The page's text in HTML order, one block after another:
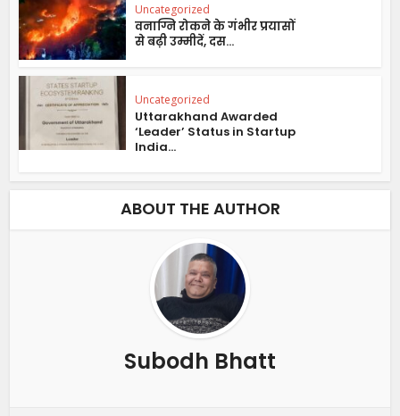
Uncategorized
वनाग्नि रोकने के गंभीर प्रयासों
से बढ़ी उम्मीदें, दस...
Uncategorized
Uttarakhand Awarded
‘Leader’ Status in Startup
India...
ABOUT THE AUTHOR
Subodh Bhatt